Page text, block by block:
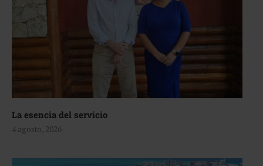
La esencia del servicio
4 agosto, 2026